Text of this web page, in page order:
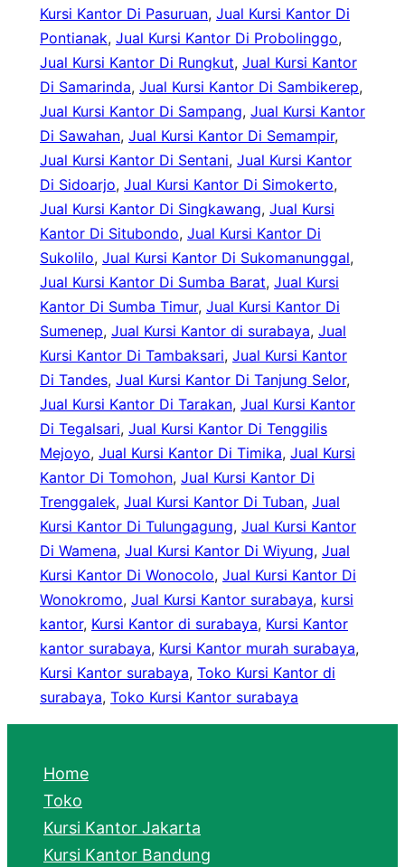
Kursi Kantor Di Pasuruan, Jual Kursi Kantor Di
Pontianak, Jual Kursi Kantor Di Probolinggo
Jual Kursi Kantor Di Rungkut, Jual Kursi Kantor
Di Samarinda, Jual Kursi Kantor Di Sambikerep
Jual Kursi Kantor Di Sampang, Jual Kursi Kantor
Di Sawahan, Jual Kursi Kantor Di Semampir
Jual Kursi Kantor Di Sentani, Jual Kursi Kantor
Di Sidoarjo, Jual Kursi Kantor Di Simokerto
Jual Kursi Kantor Di Singkawang, Jual Kursi
Kantor Di Situbondo, Jual Kursi Kantor Di
Sukolilo, Jual Kursi Kantor Di Sukomanunggal
Jual Kursi Kantor Di Sumba Barat, Jual Kursi
Kantor Di Sumba Timur, Jual Kursi Kantor Di
Sumenep, Jual Kursi Kantor di surabaya, Jual
Kursi Kantor Di Tambaksari, Jual Kursi Kantor
Di Tandes, Jual Kursi Kantor Di Tanjung Selor
Jual Kursi Kantor Di Tarakan, Jual Kursi Kantor
Di Tegalsari, Jual Kursi Kantor Di Tenggilis
Mejoyo, Jual Kursi Kantor Di Timika, Jual Kursi
Kantor Di Tomohon, Jual Kursi Kantor Di
Trenggalek, Jual Kursi Kantor Di Tuban, Jual
Kursi Kantor Di Tulungagung, Jual Kursi Kantor
Di Wamena, Jual Kursi Kantor Di Wiyung, Jual
Kursi Kantor Di Wonocolo, Jual Kursi Kantor Di
Wonokromo, Jual Kursi Kantor surabaya, kursi
kantor, Kursi Kantor di surabaya, Kursi Kantor
kantor surabaya, Kursi Kantor murah surabaya
Kursi Kantor surabaya, Toko Kursi Kantor di
surabaya, Toko Kursi Kantor surabaya
Home
Toko
Kursi Kantor Jakarta
Kursi Kantor Bandung